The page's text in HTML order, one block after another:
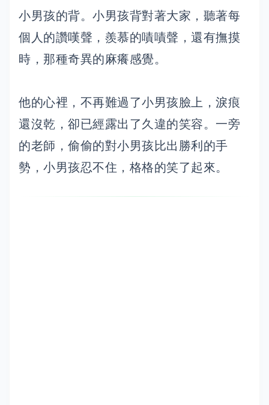
小男孩的背。小男孩背對著大家，聽著每
個人的讚嘆聲，羨慕的嘖嘖聲，還有撫摸
時，那種奇異的麻癢感覺。
他的心裡，不再難過了小男孩臉上，淚痕
還沒乾，卻已經露出了久違的笑容。一旁
的老師，偷偷的對小男孩比出勝利的手
勢，小男孩忍不住，格格的笑了起來。